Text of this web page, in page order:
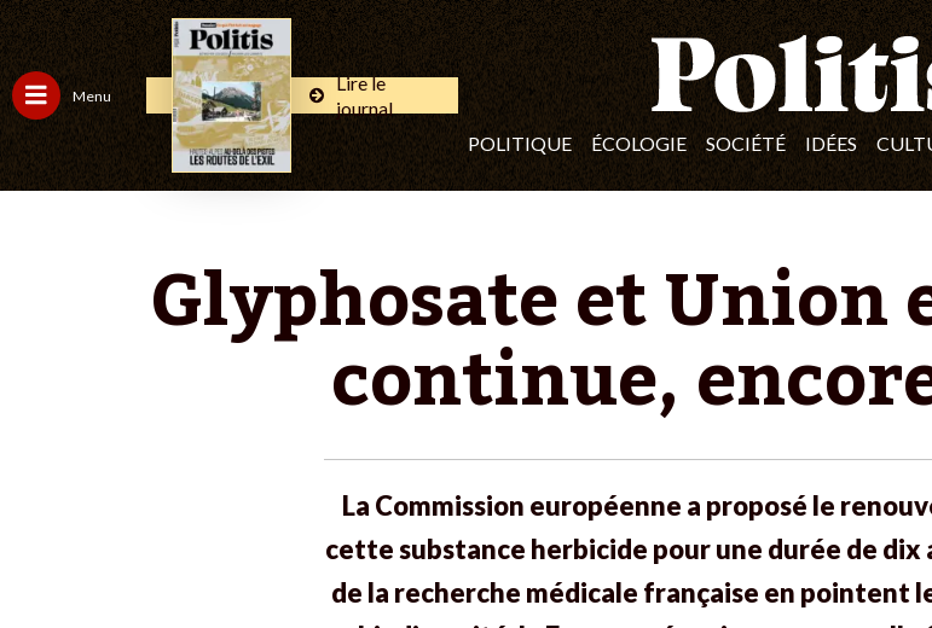
Menu
Lire le
journal
POLITIQUE
ÉCOLOGIE SOCIÉTÉ IDÉES
Glyphosate et Union
continue,
La Commission européenne a proposé le
cette substance herbicide pour une durée de dix
de la recherche médicale française en pointent